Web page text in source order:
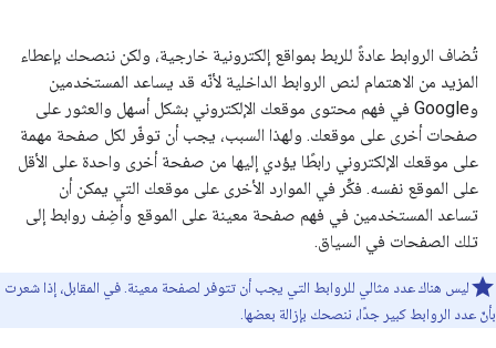
تُضاف الروابط عادةً للربط بمواقع إلكترونية خارجية، ولكن ننصحك بإعطاء
المزيد من الاهتمام لنص الروابط الداخلية لأنّه قد يساعد المستخدمين
وGoogle في فهم محتوى موقعك الإلكتروني بشكل أسهل والعثور على
صفحات أخرى على موقعك. ولهذا السبب، يجب أن توفّر لكل صفحة مهمة
على موقعك الإلكتروني رابطًا يؤدي إليها من صفحة أخرى واحدة على الأقل
على الموقع نفسه. فكِّر في الموارد الأخرى على موقعك التي يمكن أن
تساعد المستخدمين في فهم صفحة معينة على الموقع وأضِف روابط إلى
تلك الصفحات في السياق.
ليس هناك عدد مثالي للروابط التي يجب أن تتوفر لصفحة معينة. في المقابل، إذا شعرت
بأنّ عدد الروابط كبير جدًا، ننصحك بإزالة بعضها.